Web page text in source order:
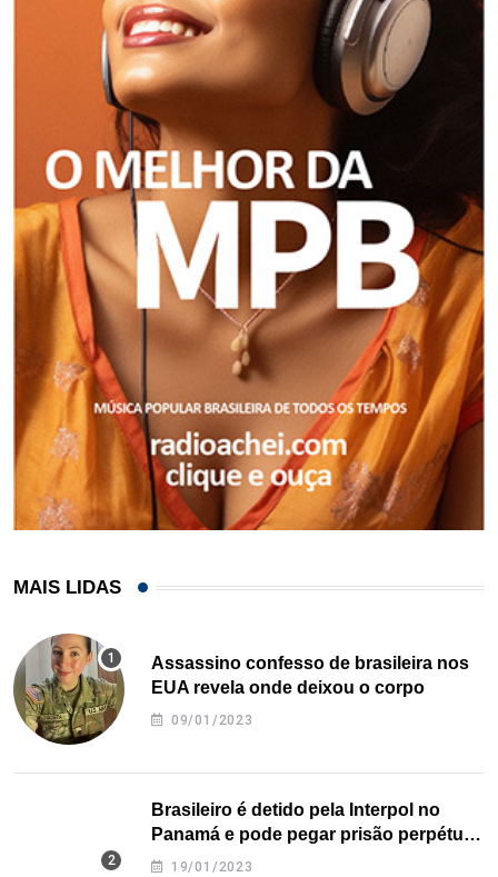
MAIS LIDAS
Assassino confesso de brasileira nos
EUA revela onde deixou o corpo
09/01/2023
Brasileiro é detido pela Interpol no
Panamá e pode pegar prisão perpétua
nos EUA
19/01/2023